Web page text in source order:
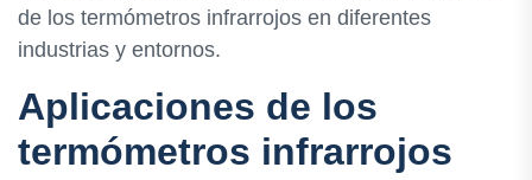
de los termómetros infrarrojos en diferentes
industrias y entornos.
Aplicaciones de los
termómetros infrarrojos